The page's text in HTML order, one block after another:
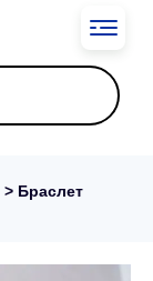
> Браслет